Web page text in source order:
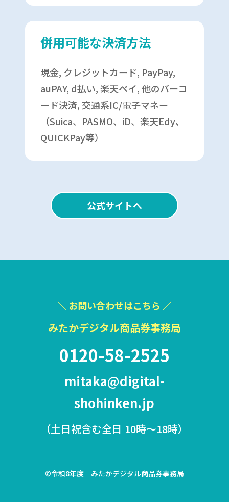
併用可能な決済方法
現金, クレジットカード, PayPay,
auPAY, d払い, 楽天ペイ, 他のバーコ
ード決済, 交通系IC/電子マネー
（Suica、PASMO、iD、楽天Edy、
QUICKPay等）
公式サイトへ
＼ お問い合わせはこちら ／
みたかデジタル商品券事務局
0120-58-2525
mitaka@digital-
shohinken.jp
（土日祝含む全日 10時〜18時）
©令和8年度 みたかデジタル商品券事務局